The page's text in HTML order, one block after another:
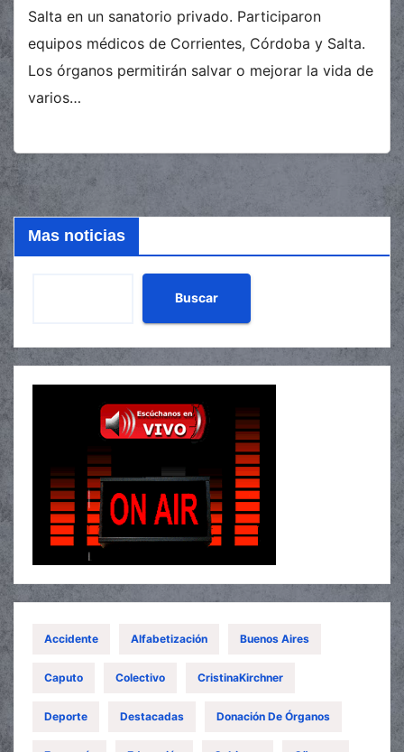
Salta en un sanatorio privado. Participaron
equipos médicos de Corrientes, Córdoba y Salta.
Los órganos permitirán salvar o mejorar la vida de
varios…
Mas noticias
Buscar
Accidente Alfabetización Buenos Aires
Caputo Colectivo CristinaKirchner
Deporte Destacadas Donación De Órganos